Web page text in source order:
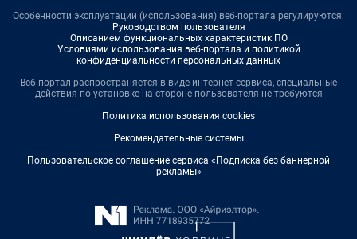
Особенности эксплуатации (использования) веб-портала регулируются:
Руководством пользователя
Описанием функциональных характеристик ПО
Условиями использования веб-портала и политикой
конфиденциальности персональных данных
Веб-портал распространяется в виде интернет-сервиса, специальные
действия по установке на стороне пользователя не требуются
Политика использования cookies
Рекомендательные системы
Пользовательское соглашение сервиса «Подписка без баннерной
рекламы»